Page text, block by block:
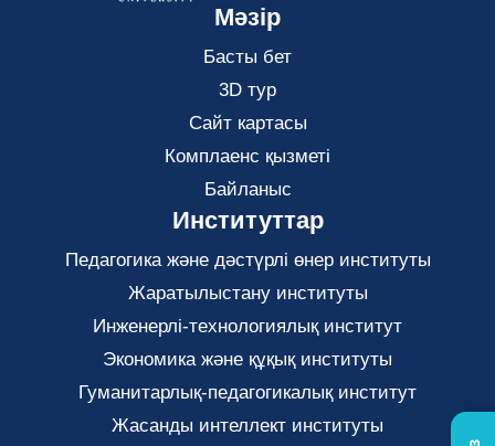
Мәзір
Басты бет
3D тур
Сайт картасы
Комплаенс қызметі
Байланыс
Институттар
Педагогика және дәстүрлі өнер институты
Жаратылыстану институты
Инженерлі-технологиялық институт
Экономика және құқық институты
Гуманитарлық-педагогикалық институт
Жасанды интеллект институты